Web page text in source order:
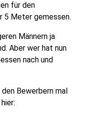
für den
5 Meter gemessen.
Männern ja
Aber wer hat nun
nach und
Bewerbern mal